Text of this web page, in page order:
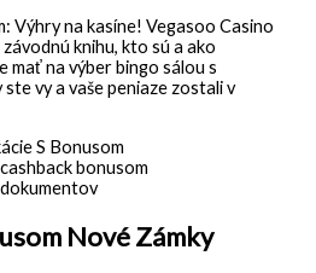
Výhry na kasíne! Vegasoo Casino
knihu, kto sú a ako
mať na výber bingo sálou s
vy a vaše peniaze zostali v
S Bonusom
bonusom
Nové Zámky